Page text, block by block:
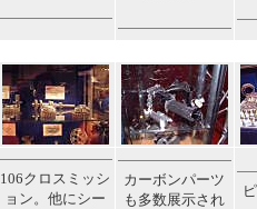
106クロスミッシ
ョン。他にシー
カーボンパーツ
も多数展示され